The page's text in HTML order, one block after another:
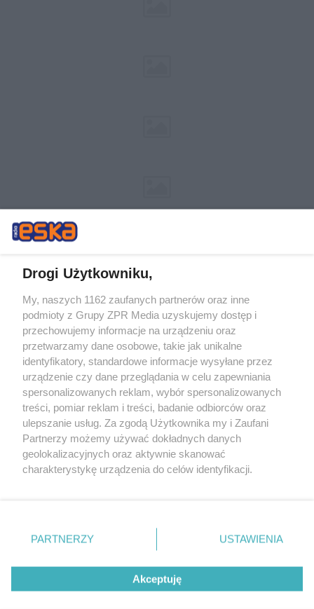
Żaden utwór zamieszczony w serwisie nie może być powielany i
rozpowszechniany lub dalej rozpowszechniany w jakikolwiek sposób (w
tym także elektroniczny lub mechaniczny) na jakimkolwiek polu
eksploatacji w jakiejkolwiek formie, włącznie z umieszczaniem w
Internecie bez pisemnej zgody właściciela praw. Jakiekolwiek użycie lub
wykorzystanie utworów w całości lub w części z naruszeniem prawa,
tzn. bez właściwej zgody, jest zabronione pod groźbą kary i może być
ścigane prawnie.
© 2026 Grupa ZPR Media
Drogi Użytkowniku,
My, naszych 1162 zaufanych partnerów oraz inne
podmioty z Grupy ZPR Media uzyskujemy dostęp i
przechowujemy informacje na urządzeniu oraz
przetwarzamy dane osobowe, takie jak unikalne
identyfikatory, standardowe informacje wysyłane przez
urządzenie czy dane przeglądania w celu zapewniania
spersonalizowanych reklam, wybór spersonalizowanych
treści, pomiar reklam i treści, badanie odbiorców oraz
ulepszanie usług. Za zgodą Użytkownika my i Zaufani
Partnerzy możemy używać dokładnych danych
geolokalizacyjnych oraz aktywnie skanować
charakterystykę urządzenia do celów identyfikacji.
zmienić/wycofać klikając przycisk ustawień prywatności
znajdujący się w lewym dolnym rogu strony
rodzaje przetwarzania danych nie wymagają zgody
użytkownika, ale masz prawo sprzeciwić się takiemu
przetwarzaniu. Preferencje będą miały zastosowanie tylko
PARTNERZY USTAWIENIA
Akceptuję